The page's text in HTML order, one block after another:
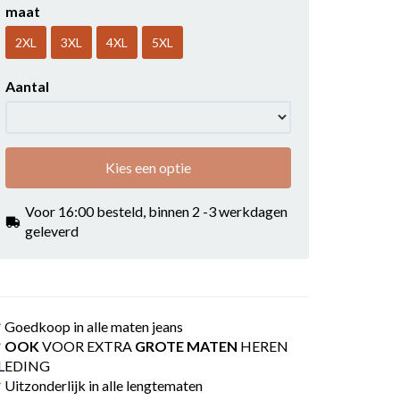
maat
2XL 3XL 4XL 5XL
Aantal
Kies een optie
Voor 16:00 besteld, binnen 2 -3 werkdagen
geleverd
Goedkoop in alle maten jeans
OOKVOOR EXTRA GROTE MATEN HEREN
Uitzonderlijk in alle lengtematen